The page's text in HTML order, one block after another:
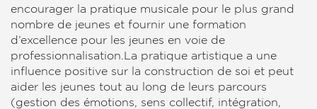
encourager la pratique musicale pour le plus grand
nombre de jeunes et fournir une formation
d’excellence pour les jeunes en voie de
professionnalisation.La pratique artistique a une
influence positive sur la construction de soi et peut
aider les jeunes tout au long de leurs parcours
(gestion des émotions, sens collectif, intégration,